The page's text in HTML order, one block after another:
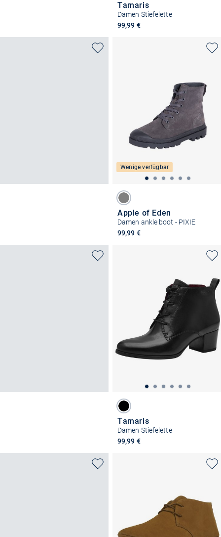
Tamaris
Damen Stiefelette
99,99 €
Wenige verfügbar
Apple of Eden
Damen ankle boot - PIXIE
99,99 €
Tamaris
Damen Stiefelette
99,99 €